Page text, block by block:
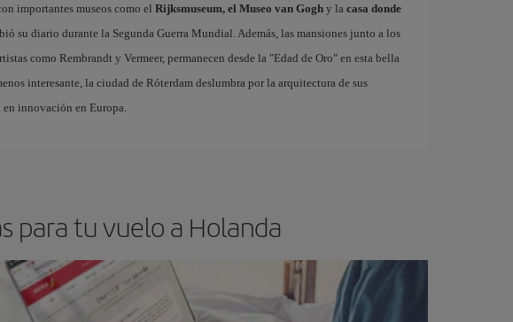
importantes museos como el Rijksmuseum, el Museo van Goghy la casa donde
su diario durante la Segunda Guerra Mundial. Además, las mansiones junto a los
como Rembrandt y Vermeer, permanecen desde la "Edad de Oro" en esta bella
interesante, la ciudad de Róterdam deslumbra por la arquitectura de sus
innovación en Europa.
para tu vuelo a Holanda